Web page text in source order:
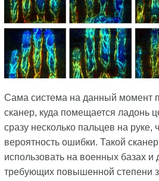
Сама система на данный момент
сканер, куда помещается ладонь
сразу несколько пальцев на руке,
вероятность ошибки. Такой
использовать на военных базах и
требующих повышенной степени